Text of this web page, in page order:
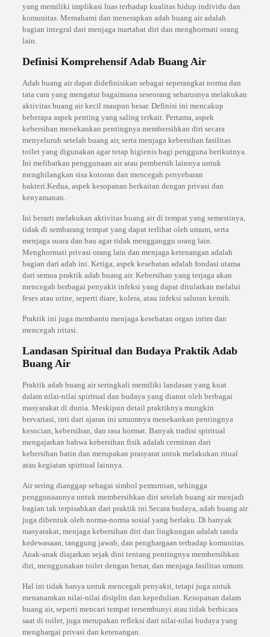
yang memiliki implikasi luas terhadap kualitas hidup individu dan
komunitas. Memahami dan menerapkan adab buang air adalah
bagian integral dari menjaga martabat diri dan menghormati orang
lain.
Definisi Komprehensif Adab Buang Air
Adab buang air dapat didefinisikan sebagai seperangkat norma dan
tata cara yang mengatur bagaimana seseorang seharusnya melakukan
aktivitas buang air kecil maupun besar. Definisi ini mencakup
beberapa aspek penting yang saling terkait. Pertama, aspek
kebersihan menekankan pentingnya membersihkan diri secara
menyeluruh setelah buang air, serta menjaga kebersihan fasilitas
toilet yang digunakan agar tetap higienis bagi pengguna berikutnya.
Ini melibatkan penggunaan air atau pembersih lainnya untuk
menghilangkan sisa kotoran dan mencegah penyebaran
bakteri.Kedua, aspek kesopanan berkaitan dengan privasi dan
kenyamanan.
Ini berarti melakukan aktivitas buang air di tempat yang semestinya,
tidak di sembarang tempat yang dapat terlihat oleh umum, serta
menjaga suara dan bau agar tidak mengganggu orang lain.
Menghormati privasi orang lain dan menjaga ketenangan adalah
bagian dari adab ini. Ketiga, aspek kesehatan adalah fondasi utama
dari semua praktik adab buang air. Kebersihan yang terjaga akan
mencegah berbagai penyakit infeksi yang dapat ditularkan melalui
feses atau urine, seperti diare, kolera, atau infeksi saluran kemih.
Praktik ini juga membantu menjaga kesehatan organ intim dan
mencegah iritasi.
Landasan Spiritual dan Budaya Praktik Adab
Buang Air
Praktik adab buang air seringkali memiliki landasan yang kuat
dalam nilai-nilai spiritual dan budaya yang dianut oleh berbagai
masyarakat di dunia. Meskipun detail praktiknya mungkin
bervariasi, inti dari ajaran ini umumnya menekankan pentingnya
kesucian, kebersihan, dan rasa hormat. Banyak tradisi spiritual
mengajarkan bahwa kebersihan fisik adalah cerminan dari
kebersihan batin dan merupakan prasyarat untuk melakukan ritual
atau kegiatan spiritual lainnya.
Air sering dianggap sebagai simbol pemurnian, sehingga
penggunaannya untuk membersihkan diri setelah buang air menjadi
bagian tak terpisahkan dari praktik ini.Secara budaya, adab buang air
juga dibentuk oleh norma-norma sosial yang berlaku. Di banyak
masyarakat, menjaga kebersihan diri dan lingkungan adalah tanda
kedewasaan, tanggung jawab, dan penghargaan terhadap komunitas.
Anak-anak diajarkan sejak dini tentang pentingnya membersihkan
diri, menggunakan toilet dengan benar, dan menjaga fasilitas umum.
Hal ini tidak hanya untuk mencegah penyakit, tetapi juga untuk
menanamkan nilai-nilai disiplin dan kepedulian. Kesopanan dalam
buang air, seperti mencari tempat tersembunyi atau tidak berbicara
saat di toilet, juga merupakan refleksi dari nilai-nilai budaya yang
menghargai privasi dan ketenangan.